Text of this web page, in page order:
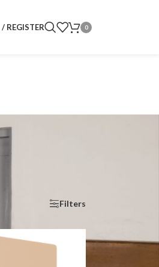
REGISTER 0
Filters